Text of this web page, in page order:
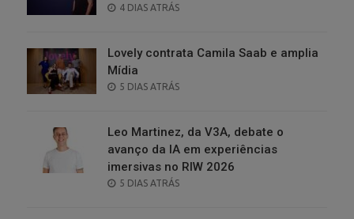
POSTED
4 DIAS ATRÁS
Lovely contrata Camila Saab e amplia
Mídia
POSTED
5 DIAS ATRÁS
Leo Martinez, da V3A, debate o
avanço da IA em experiências
imersivas no RIW 2026
POSTED
5 DIAS ATRÁS